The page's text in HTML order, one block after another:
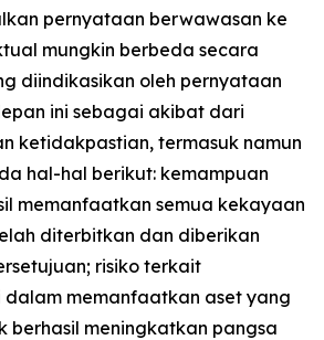
pernyataan berwawasan ke
mungkin berbeda secara
diindikasikan oleh pernyataan
ini sebagai akibat dari
ketidakpastian, termasuk namun
hal-hal berikut: kemampuan
memanfaatkan semua kekayaan
diterbitkan dan diberikan
risiko terkait
dalam memanfaatkan aset yang
berhasil meningkatkan pangsa